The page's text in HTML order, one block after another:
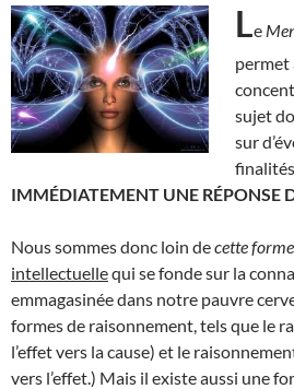
Le
permet
sujet
sur
finalités,
IMMÉDIATEMENT UNE RÉPONSE
Nous sommes donc loin decette forme
intellectuellequi se fonde sur la
emmagasinée dans notre pauvre
formes de raisonnement, tels que le
l’effet vers la cause) et le
vers l’effet.) Mais il existe aussi une